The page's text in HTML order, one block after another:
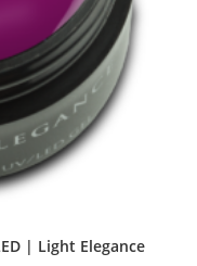
| Light Elegance